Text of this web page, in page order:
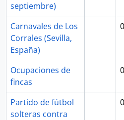
septiembre)
Carnavales de Los
Corrales (Sevilla,
España)
0
Ocupaciones de
fincas
0
Partido de fútbol
solteras contra
0